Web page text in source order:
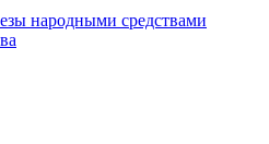
народными средствами